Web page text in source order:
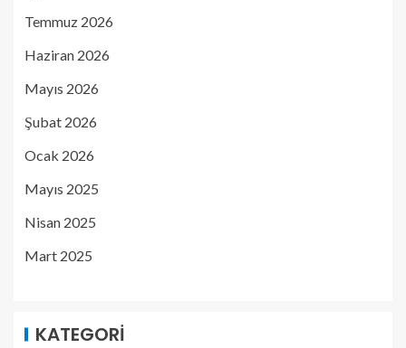
Temmuz 2026
Haziran 2026
Mayıs 2026
Şubat 2026
Ocak 2026
Mayıs 2025
Nisan 2025
Mart 2025
KATEGORI